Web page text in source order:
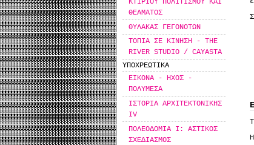
ΚΤΙΡΙΟΥ ΠΟΛΙΤΙΣΜΟΥ ΚΑΙ
ΘΕΑΜΑΤΟΣ
ΘΥΛΑΚΑΣ ΓΕΓΟΝΟΤΩΝ
ΤΟΠΙΑ ΣΕ ΚΙΝΗΣΗ - THE
RIVER STUDIO / CAYASTA
ΥΠΟΧΡΕΩΤΙΚΑ
ΕΙΚΟΝΑ - ΗΧΟΣ -
ΠΟΛΥΜΕΣΑ
ΙΣΤΟΡΙΑ ΑΡΧΙΤΕΚΤΟΝΙΚΗΣ
IV
ΠΟΛΕΟΔΟΜΙΑ Ι: ΑΣΤΙΚΟΣ
ΣΧΕΔΙΑΣΜΟΣ